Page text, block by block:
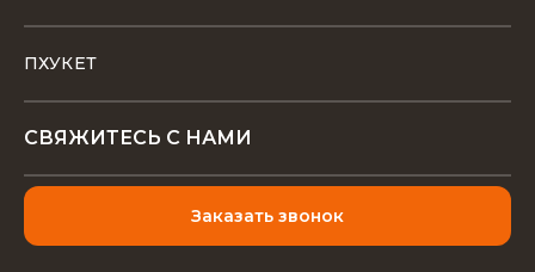
ПХУКЕТ
СВЯЖИТЕСЬ С НАМИ
Заказать звонок